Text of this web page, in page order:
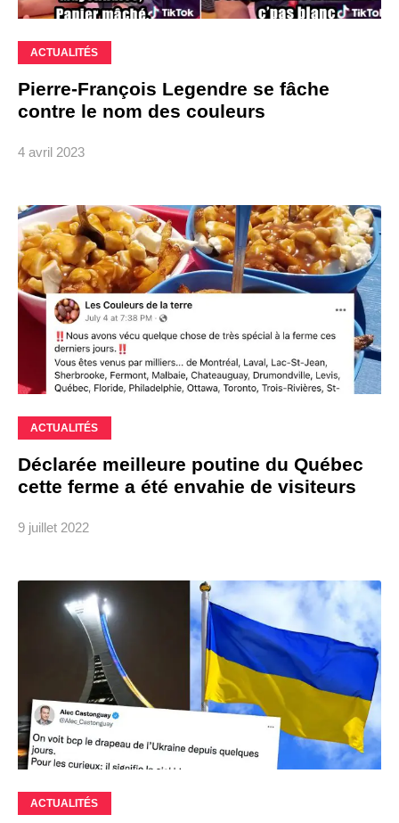
ACTUALITÉS
Pierre-François Legendre se fâche
contre le nom des couleurs
4 avril 2023
ACTUALITÉS
Déclarée meilleure poutine du Québec
cette ferme a été envahie de visiteurs
9 juillet 2022
ACTUALITÉS